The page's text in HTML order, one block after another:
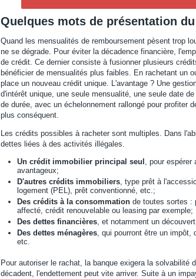
Quelques mots de présentation
Quand les mensualités de remboursement pèsent trop
ne se dégrade. Pour éviter la décadence financière,
de crédit. Ce dernier consiste à fusionner plusieurs
bénéficier de mensualités plus faibles. En rachetant un
place un nouveau crédit unique. L'avantage ? Une
d'intérêt unique, une seule mensualité, une seule date
de durée, avec un échelonnement rallongé pour profiter
plus conséquent.
Les crédits possibles à racheter sont multiples. Dans
dettes liées à des activités illégales.
Un crédit immobilier principal seul , pour espérer
avantageux;
D'autres crédits immobiliers, type prêt à
logement (PEL), prêt conventionné, etc.;
Des crédits à la consommationde toutes sortes :
affecté, crédit renouvelable ou leasing par exemple;
Des dettes financières, et notamment un
Des dettes ménagères, qui pourront être un impôt,
etc.
Pour autoriser le rachat, la banque exigera la solvabilité
décadent, l'endettement peut vite arriver. Suite à un